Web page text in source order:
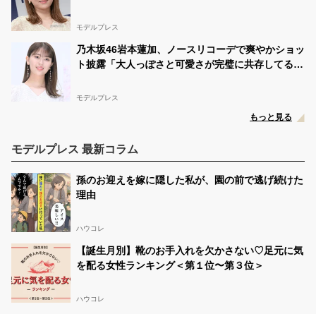
モデルプレス
乃木坂46岩本蓮加、ノースリコーデで爽やかショッ
ト披露「大人っぽさと可愛さが完璧に共存してる」
モデルプレス
もっと見る
モデルプレス 最新コラム
孫のお迎えを嫁に隠した私が、園の前で逃げ続けた
理由
ハウコレ
【誕生月別】靴のお手入れを欠かさない♡足元に気
を配る女性ランキング＜第１位〜第３位＞
ハウコレ